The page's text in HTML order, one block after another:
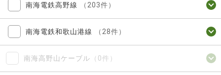
南海電鉄高野線 （203件）
南海電鉄和歌山港線 （28件）
南海高野山ケーブル （0件）